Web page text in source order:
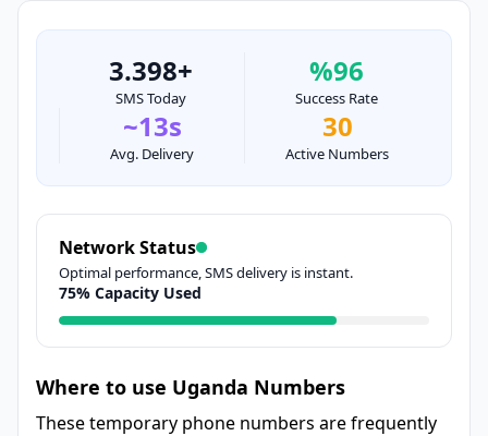
3.398+
SMS Today
%96
Success Rate
~13s
Avg. Delivery
30
Active Numbers
Network Status
Optimal performance, SMS delivery is instant.
75% Capacity Used
Where to use Uganda Numbers
These temporary phone numbers are frequently